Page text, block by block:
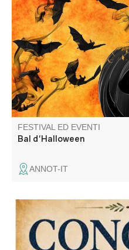
Ballo di Halloween aperto a
des fêtes.
FESTIVAL ED EVENTI
Bal d'Halloween
ANNOT-IT
Concert de "A Cantari", un
polyphonique a capella
sacrés et profanes.